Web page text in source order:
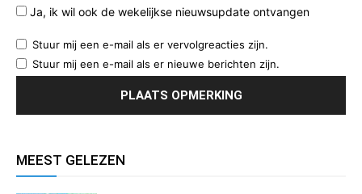
Ja, ik wil ook de wekelijkse nieuwsupdate ontvangen
Stuur mij een e-mail als er vervolgreacties zijn.
Stuur mij een e-mail als er nieuwe berichten zijn.
MEEST GELEZEN